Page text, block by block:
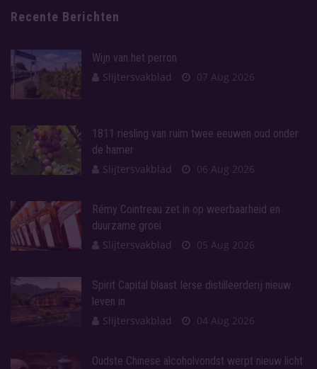
Recente Berichten
Wijn van het perron
Slijtersvakblad
07 Aug 2026
1811 riesling van ruim twee eeuwen oud onder
de hamer
Slijtersvakblad
06 Aug 2026
Rémy Cointreau zet in op weerbaarheid en
duurzame groei
Slijtersvakblad
05 Aug 2026
Spirit Capital blaast Ierse distilleerderij nieuw
leven in
Slijtersvakblad
04 Aug 2026
Oudste Chinese alcoholvondst werpt nieuw licht